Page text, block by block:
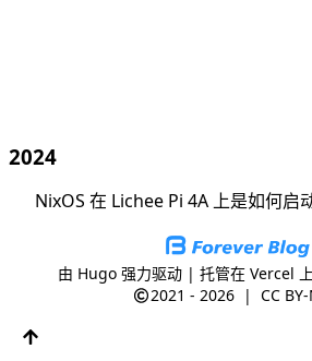
2024
NixOS 在 Lichee Pi 4A 上是如何启
由 Hugo 强力驱动 | 托管在Vercel
2021 - 2026 | CC